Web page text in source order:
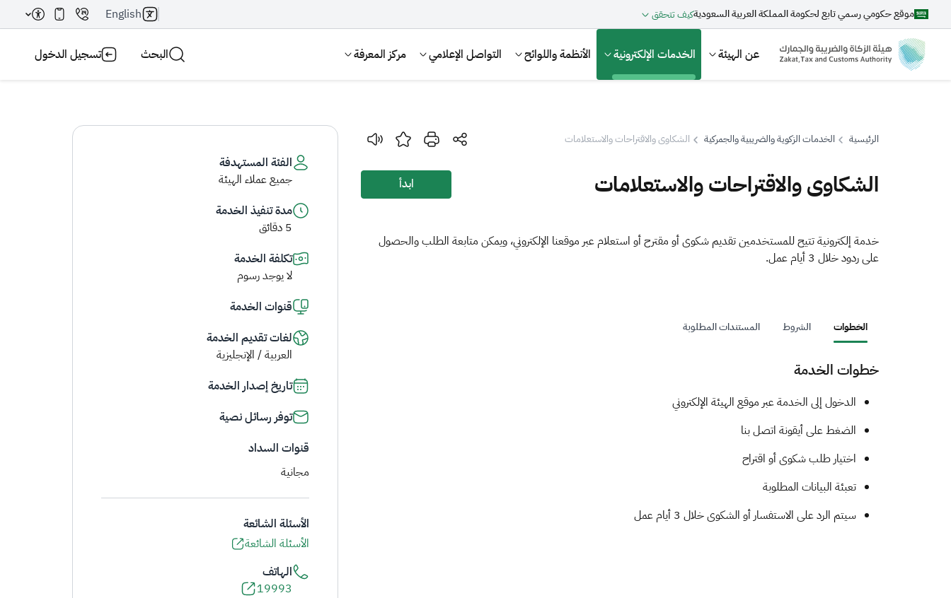
موقع حكومي رسمي تابع لحكومة المملكة العربية السعوديةكيف تتحقق English
عن الهيئة الخدمات الإلكترونية الأنظمة واللوائح التواصل الإعلامي مركز المعرفة البحث تسجيل الدخول
اقتراحات
الزكاة الجمارك
الرئيسية الخدمات الزكوية والضريبية والجمركية الشكاوى والاقتراحات والاستعلامات
الشكاوى والاقتراحات والاستعلامات ابدأ
خدمة إلكترونية تتيح للمستخدمين تقديم شكوى أو مقترح أو استعلام عبر موقعنا الإلكتروني، ويمكن متابعة الطلب والحصول
على ردود خلال 3 أيام عمل.
الخطوات الشروط المستندات المطلوبة
خطوات الخدمة
الدخول إلى الخدمة عبر موقع الهيئة الإلكتروني
الضغط على أيقونة اتصل بنا
اختيار طلب شكوى أو اقتراح
تعبئة البيانات المطلوبة
سيتم الرد على الاستفسار أو الشكوى خلال 3 أيام عمل
الفئة المستهدفة
جميع عملاء الهيئة
مدة تنفيذ الخدمة
5 دقائق
تكلفة الخدمة
لا يوجد رسوم
قنوات الخدمة
لغات تقديم الخدمة
العربية / الإنجليزية
تاريخ إصدار الخدمة
توفر رسائل نصية
قنوات السداد
مجانية
الأسئلة الشائعة
الأسئلة الشائعة
الهاتف
19993